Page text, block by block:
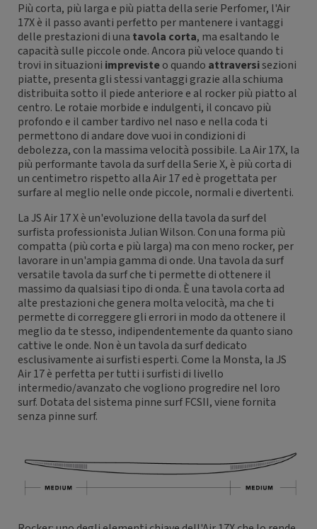
Più corta, più larga e più piatta della serie Perfomer, l'Air
17X è il passo avanti perfetto per mantenere i vantaggi
delle prestazioni di una tavola corta, ma esaltando le
capacità sulle piccole onde. Ancora più veloce quando ti
trovi in situazioni imprevisteo quando attraversisezioni
piatte, presenta gli stessi vantaggi grazie alla schiuma
distribuita sotto il piede anteriore e al rocker più piatto al
centro. Le rotaie morbide e indulgenti, il concavo più
profondo e il camber tardivo nel naso e nella coda ti
permettono di andare dove vuoi in condizioni di
debolezza, con la massima velocità possibile. La Air 17X, la
più performante tavola da surf della Serie X, è più corta di
un centimetro rispetto alla Air 17 ed è progettata per
surfare al meglio nelle onde piccole, normali e divertenti.
La JS Air 17 X è un'evoluzione della tavola da surf del
surfista professionista Julian Wilson. Con una forma più
compatta (più corta e più larga) ma con meno rocker, per
lavorare in un'ampia gamma di onde. Una tavola da surf
versatile tavola da surf che ti permette di ottenere il
massimo da qualsiasi tipo di onda. È una tavola corta ad
alte prestazioni che genera molta velocità, ma che ti
permette di correggere gli errori in modo da ottenere il
meglio da te stesso, indipendentemente da quanto siano
cattive le onde. Non è un tavola da surf dedicato
esclusivamente ai surfisti esperti. Come la Monsta, la JS
Air 17 è perfetta per tutti i surfisti di livello
intermedio/avanzato che vogliono progredire nel loro
surf. Dotata del sistema pinne surf FCSII, viene fornita
senza pinne surf.